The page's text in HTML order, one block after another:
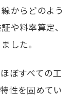
からどのよう
や料率算定、
した。
ぼすべての工
性を固めてい